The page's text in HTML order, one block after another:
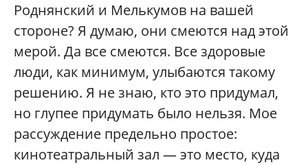
Роднянский и Мелькумов на вашей
стороне? Я думаю, они смеются над этой
мерой. Да все смеются. Все здоровые
люди, как минимум, улыбаются такому
решению. Я не знаю, кто это придумал,
но глупее придумать было нельзя. Мое
рассуждение предельно простое:
кинотеатральный зал — это место, куда